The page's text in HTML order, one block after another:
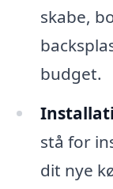
skabe,
budget.
stå for
dit nye